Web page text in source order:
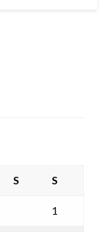
S S
1